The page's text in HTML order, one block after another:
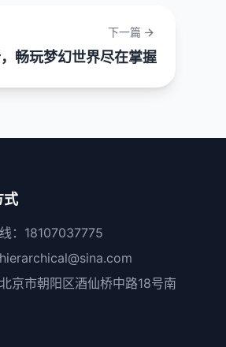
下一篇
畅玩梦幻世界尽在掌握
式
：18107037775
京市朝阳区酒仙桥中路18号南